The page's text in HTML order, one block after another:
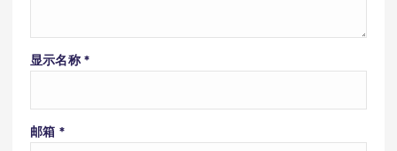
显示名称 *
邮箱 *